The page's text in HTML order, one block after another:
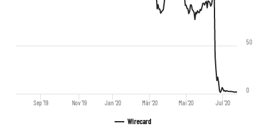
Wirecard
Sep '19 Nov '19 Jan '20 Mär '20 Mai '20 Jul '20
0
50